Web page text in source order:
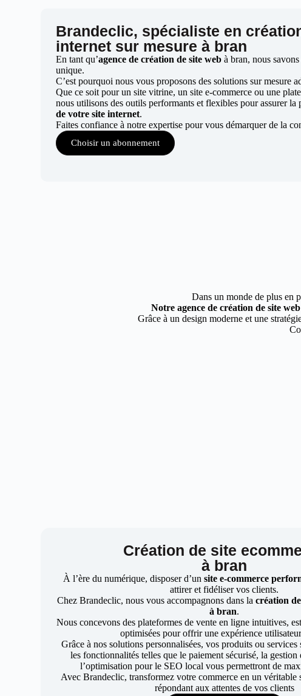
Brandeclic, spécialiste en
internet sur mesure à bran
En tant qu’agence de création de site web à bran, nous
unique.
C’est pourquoi nous vous proposons des solutions sur mesure
Que ce soit pour un site vitrine, un site e-commerce ou une
nous utilisons des outils performants et flexibles pour assurer la
de votre site internet.
Faites confiance à notre expertise pour vous démarquer de la
Choisir un abonnement
Dans un monde de plus en
Notre agence de création de site
Grâce à un design moderne et une
Création de site
à bran
À l’ère du numérique, disposer d’un site e-commerce
attirer et fidéliser vos clients.
Chez Brandeclic, nous vous accompagnons dans la création
à bran.
Nous concevons des plateformes de vente en ligne intuitives,
optimisées pour offrir une expérience
Grâce à nos solutions personnalisées, vos produits ou services
les fonctionnalités telles que le paiement sécurisé, la gestion
l’optimisation pour le SEO local vous permettront de
Avec Brandeclic, transformez votre commerce en un véritable
répondant aux attentes de vos clients